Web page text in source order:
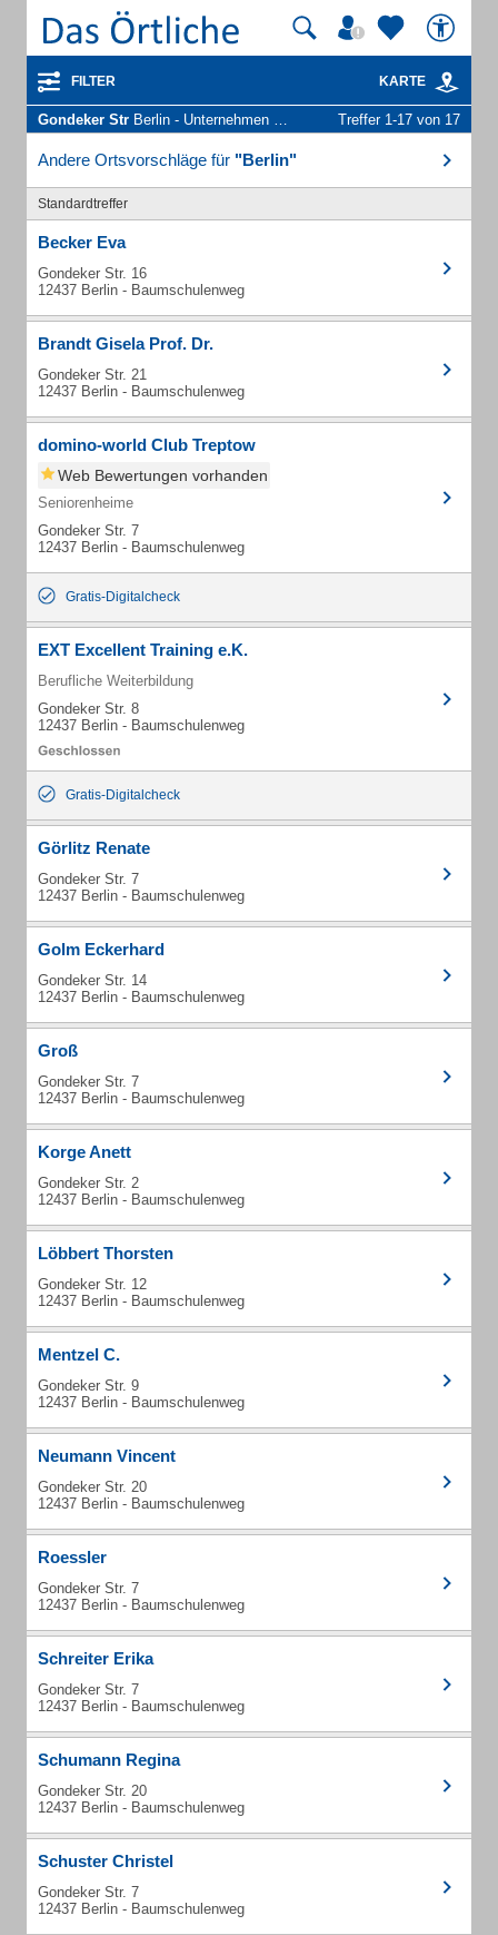
FILTER KARTE
Gondeker Str Berlin - Unternehmen und Personen Treffer 1-17 von 17
Andere Ortsvorschläge für "Berlin"
Standardtreffer
Becker Eva
Gondeker Str. 16
12437 Berlin - Baumschulenweg
Brandt Gisela Prof. Dr.
Gondeker Str. 21
12437 Berlin - Baumschulenweg
domino-world Club Treptow
Web Bewertungen vorhanden
Seniorenheime
Gondeker Str. 7
12437 Berlin - Baumschulenweg
Gratis-Digitalcheck
EXT Excellent Training e.K.
Berufliche Weiterbildung
Gondeker Str. 8
12437 Berlin - Baumschulenweg
Gratis-Digitalcheck
Görlitz Renate
Gondeker Str. 7
12437 Berlin - Baumschulenweg
Golm Eckerhard
Gondeker Str. 14
12437 Berlin - Baumschulenweg
Groß
Gondeker Str. 7
12437 Berlin - Baumschulenweg
Korge Anett
Gondeker Str. 2
12437 Berlin - Baumschulenweg
Löbbert Thorsten
Gondeker Str. 12
12437 Berlin - Baumschulenweg
Mentzel C.
Gondeker Str. 9
12437 Berlin - Baumschulenweg
Neumann Vincent
Gondeker Str. 20
12437 Berlin - Baumschulenweg
Roessler
Gondeker Str. 7
12437 Berlin - Baumschulenweg
Schreiter Erika
Gondeker Str. 7
12437 Berlin - Baumschulenweg
Schumann Regina
Gondeker Str. 20
12437 Berlin - Baumschulenweg
Schuster Christel
Gondeker Str. 7
12437 Berlin - Baumschulenweg